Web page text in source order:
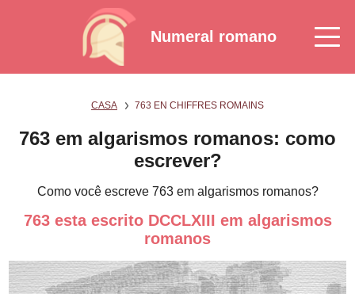
Numeral romano
CASA 763 EN CHIFFRES ROMAINS
763 em algarismos romanos: como
escrever?
Como você escreve 763 em algarismos romanos?
763 esta escrito DCCLXIII em algarismos
romanos